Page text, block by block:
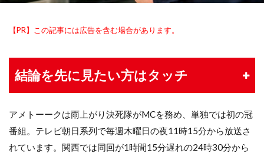
【PR】この記事には広告を含む場合があります。
結論を先に見たい方はタッチ
アメトーークは雨上がり決死隊がMCを務め、単独では初の冠
番組。テレビ朝日系列で毎週木曜日の夜11時15分から放送さ
れています。関西では同回が1時間15分遅れの24時30分から